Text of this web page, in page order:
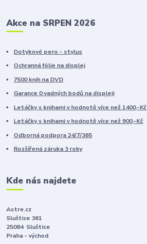
Akce na SRPEN 2026
Dotykové pero - stylus
Ochranná fólie na displej
7500 knih na DVD
Garance 0 vadných bodů na displeji
Letáčky s knihami v hodnotě více než 1400,-Kč
Letáčky s knihami v hodnotě více než 900,-Kč
Odborná podpora 24/7/365
Rozšířená záruka 3 roky
Kde nás najdete
Astre.cz
Sluštice 361
25084 Sluštice
Praha - východ